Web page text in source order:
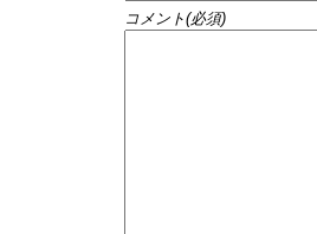
コメント(必須)